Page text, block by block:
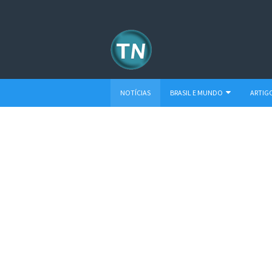
NOTÍCIAS BRASIL E MUNDO